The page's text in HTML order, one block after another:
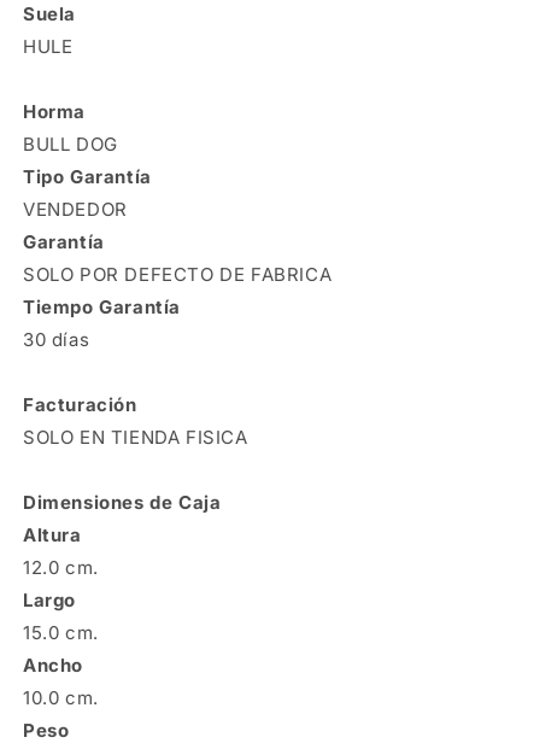
Suela
HULE
Horma
BULL DOG
Tipo Garantía
VENDEDOR
Garantía
SOLO POR DEFECTO DE FABRICA
Tiempo Garantía
30 días
Facturación
SOLO EN TIENDA FISICA
Dimensiones de Caja
Altura
12.0 cm.
Largo
15.0 cm.
Ancho
10.0 cm.
Peso